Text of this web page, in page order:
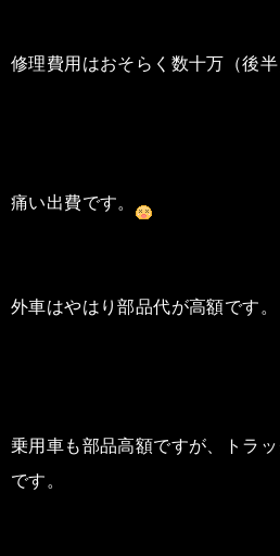
修理費用はおそらく数十万（後半
痛い出費です。
外車はやはり部品代が高額です。
乗用車も部品高額ですが、トラ
です。